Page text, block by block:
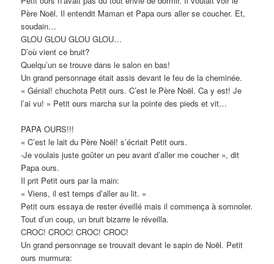
Père Noël. Il entendit Maman et Papa ours aller se coucher. Et,
soudain…
GLOU GLOU GLOU GLOU…
D’où vient ce bruit?
Quelqu’un se trouve dans le salon en bas!
Un grand personnage était assis devant le feu de la cheminée.
« Génial! chuchota Petit ours. C’est le Père Noël. Ca y est! Je
l’ai vu! » Petit ours marcha sur la pointe des pieds et vit…
PAPA OURS!!!
« C’est le lait du Père Noël! s’écriait Petit ours.
-Je voulais juste goûter un peu avant d’aller me coucher », dit
Papa ours.
Il prit Petit ours par la main:
« Viens, il est temps d’aller au lit. »
Petit ours essaya de rester éveillé mais il commença à somnoler.
Tout d’un coup, un bruit bizarre le réveilla.
CROC! CROC! CROC! CROC!
Un grand personnage se trouvait devant le sapin de Noël. Petit
ours murmura: